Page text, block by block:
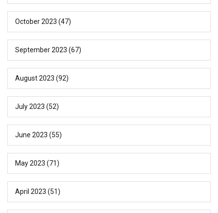
October 2023 (47)
September 2023 (67)
August 2023 (92)
July 2023 (52)
June 2023 (55)
May 2023 (71)
April 2023 (51)